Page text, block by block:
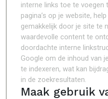
interne links toe te voegen
pagina’s op je website,
gemakkelijk door je site te
waardevolle content te
doordachte interne
Google om de inhoud van
te indexeren, wat kan
in de zoekresultaten.
Maak gebruik